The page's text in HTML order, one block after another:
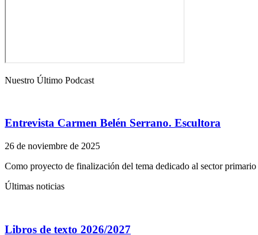
Nuestro Último Podcast
Entrevista Carmen Belén Serrano. Escultora
26 de noviembre de 2025
Como proyecto de finalización del tema dedicado al sector
Últimas noticias
Libros de texto 2026/2027